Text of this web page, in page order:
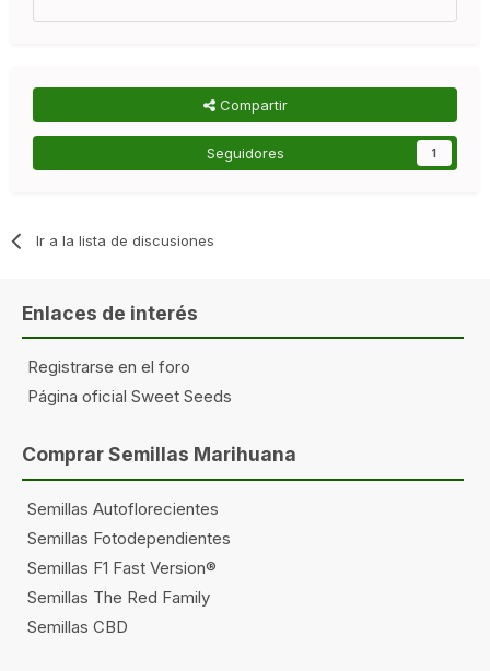
Compartir
Seguidores 1
Ir a la lista de discusiones
Enlaces de interés
Registrarse en el foro
Página oficial Sweet Seeds
Comprar Semillas Marihuana
Semillas Autoflorecientes
Semillas Fotodependientes
Semillas F1 Fast Version®
Semillas The Red Family
Semillas CBD